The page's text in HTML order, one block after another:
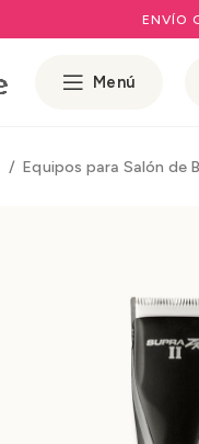
ENVÍO
Menú
Equipos para Salón de